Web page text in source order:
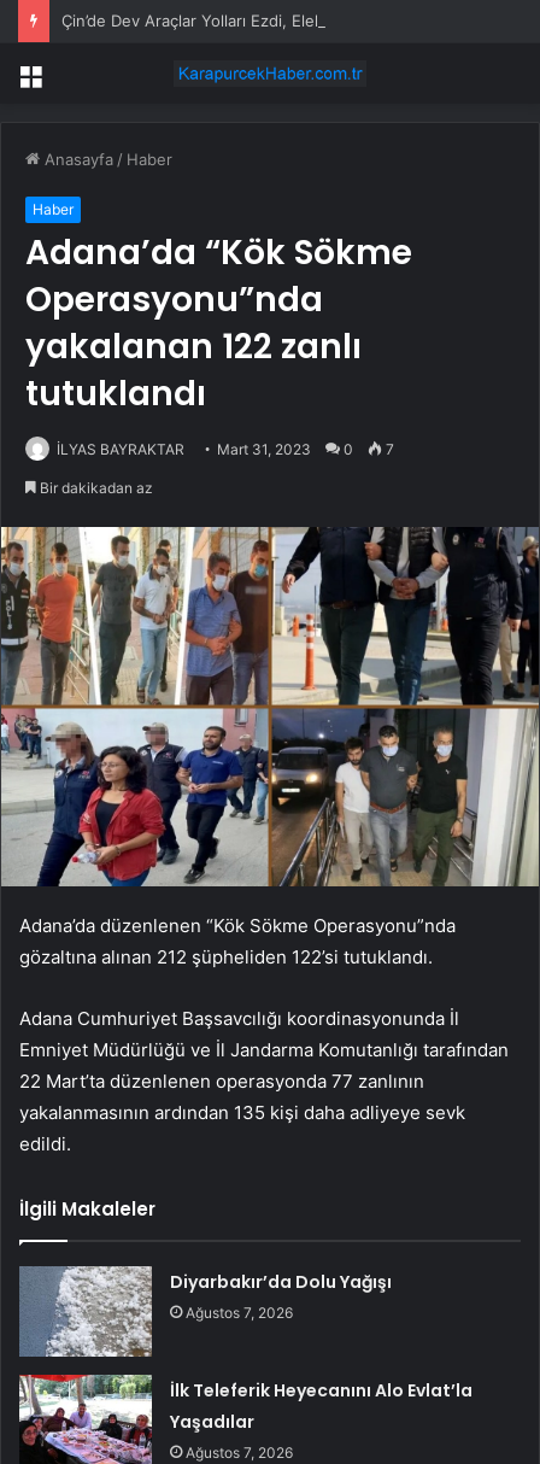
Menü
Anasayfa / Haber
Haber
Adana’da “Kök Sökme
Operasyonu”nda
yakalanan 122 zanlı
tutuklandı
İLYAS BAYRAKTAR Mart 31, 2023 0 7
Bir dakikadan az
Adana’da düzenlenen “Kök Sökme Operasyonu”nda
gözaltına alınan 212 şüpheliden 122’si tutuklandı.
Adana Cumhuriyet Başsavcılığı koordinasyonunda İl
Emniyet Müdürlüğü ve İl Jandarma Komutanlığı tarafından
22 Mart’ta düzenlenen operasyonda 77 zanlının
yakalanmasının ardından 135 kişi daha adliyeye sevk
edildi.
İlgili Makaleler
Diyarbakır’da Dolu Yağışı
Ağustos 7, 2026
İlk Teleferik Heyecanını Alo Evlat’la
Yaşadılar
Ağustos 7, 2026